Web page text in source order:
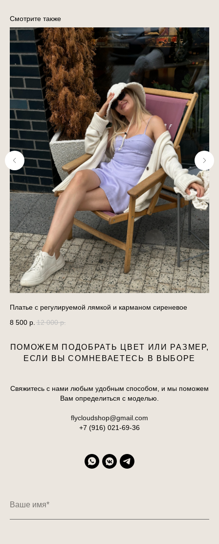
Смотрите также
Платье с регулируемой лямкой и карманом сиреневое
8 500 р. 12 000 р.
ПОМОЖЕМ ПОДОБРАТЬ ЦВЕТ ИЛИ РАЗМЕР,
ЕСЛИ ВЫ СОМНЕВАЕТЕСЬ В ВЫБОРЕ
Свяжитесь с нами любым удобным способом, и мы поможем
Вам определиться с моделью.
flycloudshop@gmail.com
+7 (916) 021-69-36
Ваше имя*